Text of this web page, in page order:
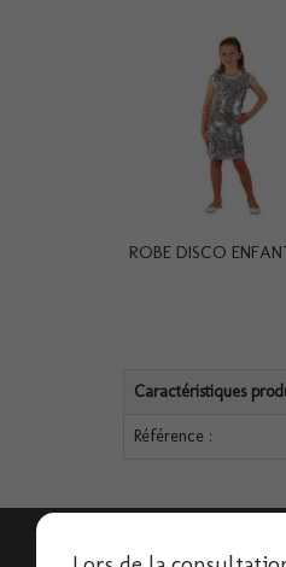
ROBE DISCO
Caractéristiques
Référence :